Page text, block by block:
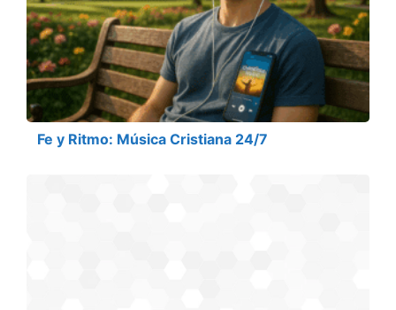
Fe y Ritmo: Música Cristiana 24/7